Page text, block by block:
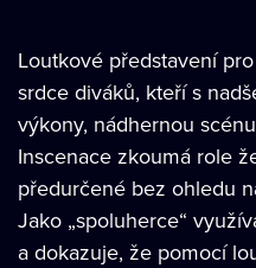
Loutkové představení
srdce diváků, kteří s
výkony, nádhernou
Inscenace zkoumá role
předurčené bez ohledu
Jako „spoluherce“
a dokazuje, že pomocí